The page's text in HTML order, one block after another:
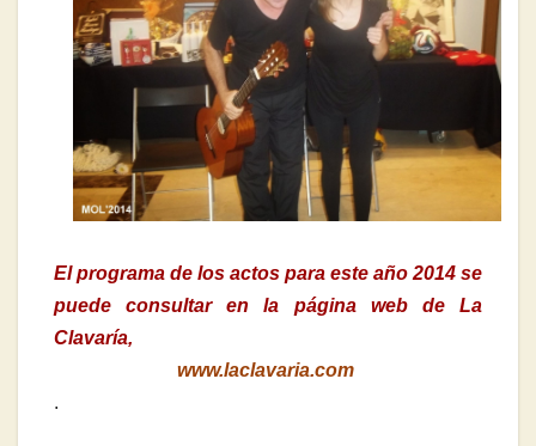
El programa de los actos para este año 2014 se
puede consultar en la página web de La
Clavaría,
www.laclavaria.com
.